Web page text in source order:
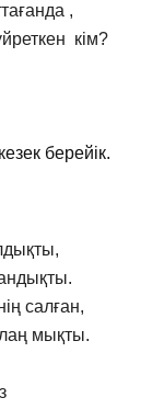
,
кім?
берейік.
мықты.